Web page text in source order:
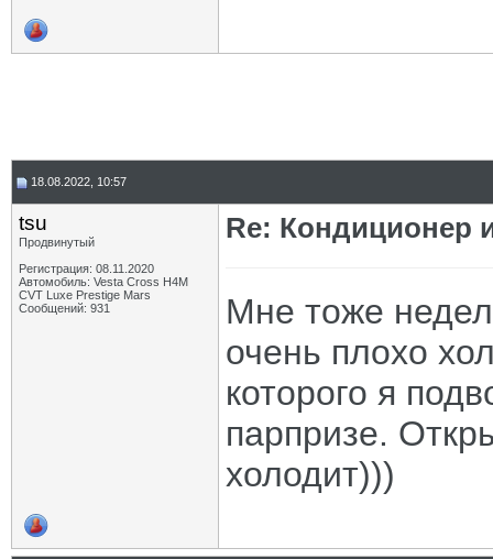
18.08.2022, 10:57
tsu
Продвинутый
Регистрация: 08.11.2020
Автомобиль: Vesta Cross H4M
CVT Luxe Prestige Mars
Сообщений: 931
Re: Кондиционер
Мне тоже
очень плохо
которого я
парпризе.
холодит)))